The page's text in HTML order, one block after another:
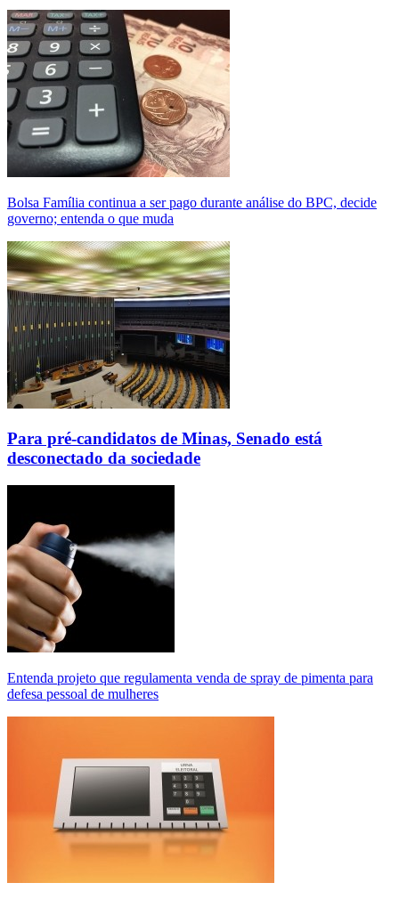
Bolsa Família continua a ser pago durante análise do BPC, decide
governo; entenda o que muda
Para pré-candidatos de Minas, Senado está
desconectado da sociedade
Entenda projeto que regulamenta venda de spray de pimenta para
defesa pessoal de mulheres